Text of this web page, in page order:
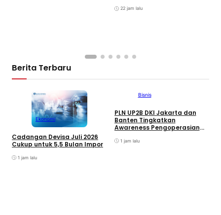
22 jam lalu
Berita Terbaru
Ekonomi
Cadangan Devisa Juli 2026
Cukup untuk 5,5 Bulan Impor
1 jam lalu
Bisnis
PLN UP2B DKI Jakarta dan
Banten Tingkatkan
Awareness Pengoperasian
Keandalan Pasokan Listrik
1 jam lalu